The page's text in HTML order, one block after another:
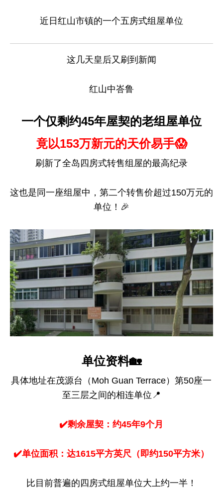
近日红山市镇的一个五房式组屋单位
这几天皇后又刷到新闻
红山中峇鲁
一个仅剩约45年屋契的老组屋单位
竟以153万新元的天价易手😱
刷新了全岛四房式转售组屋的最高纪录
这也是同一座组屋中，第二个转售价超过150万元的
单位！🎉
单位资料🏡
具体地址在茂源台（Moh Guan Terrace）第50座一
至三层之间的相连单位📍
✔️剩余屋契：约45年9个月
✔️单位面积：达1615平方英尺（即约150平方米）
比目前普遍的四房式组屋单位大上约一半！